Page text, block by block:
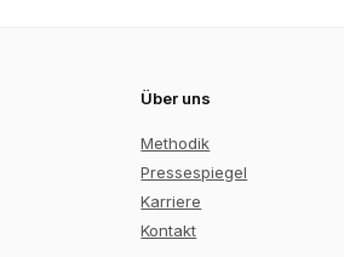
Über uns
Methodik
Pressespiegel
Karriere
Kontakt